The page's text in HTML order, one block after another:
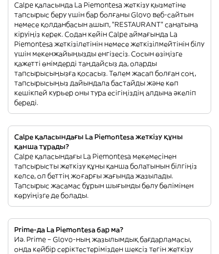
Calpe қаласында La Piemontesa жеткізу қызметіне
тапсырыс беру үшін бар болғаны Glovo веб-сайтын
немесе қолданбасын ашып, "RESTAURANT" санатына
кіруіңіз керек. Содан кейін Calpe аймағында La
Piemontesa жеткізілетінін немесе жеткізілмейтінін білу
үшін мекенжайыңызды енгізесіз. Сосын өзіңізге
қажетті өнімдерді таңдайсыз да, оларды
тапсырысыңызға қосасыз. Төлем жасап болған соң,
тапсырысыңыз дайындала бастайды және көп
кешікпей курьер оны тура есігіңіздің алдына әкеліп
береді.
Calpe қаласындағы La Piemontesa жеткізу құны
қанша тұрады?
Calpe қаласындағы La Piemontesa мекемесінен
тапсырысты жеткізу құны қанша болатынын білгіңіз
келсе, ол беттің жоғарғы жағында жазылады.
Тапсырыс жасамас бұрын шығынды бөлу бөлімінен
көруіңізге де болады.
Prime-да La Piemontesa бар ма?
Иә. Prime – Glovo-ның жазылымдық бағдарламасы,
онда кейбір серіктестерімізден шексіз тегін жеткізу